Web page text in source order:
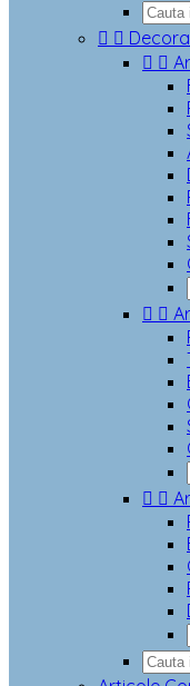
 
 
 
 